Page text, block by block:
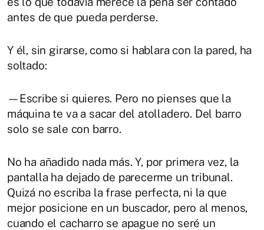
antes de que pueda perderse.
Y él, sin girarse, como si hablara con la pared, ha
soltado:
—Escribe si quieres. Pero no pienses que la
máquina te va a sacar del atolladero. Del barro
solo se sale con barro.
No ha añadido nada más. Y, por primera vez, la
pantalla ha dejado de parecerme un tribunal.
Quizá no escriba la frase perfecta, ni la que
mejor posicione en un buscador, pero al menos,
cuando el cacharro se apague no seré un